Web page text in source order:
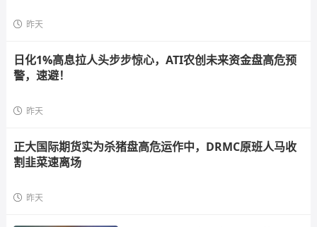
昨天
日化1%高息拉人头步步惊心，ATI农创未来资金盘高危预
警，速避！
昨天
正大国际期货实为杀猪盘高危运作中，DRMC原班人马收
割韭菜速离场
昨天